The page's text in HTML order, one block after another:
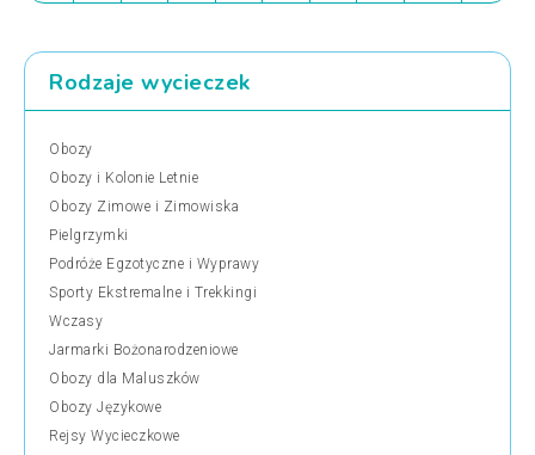
Rodzaje wycieczek
Obozy
Obozy i Kolonie Letnie
Obozy Zimowe i Zimowiska
Pielgrzymki
Podróże Egzotyczne i Wyprawy
Sporty Ekstremalne i Trekkingi
Wczasy
Jarmarki Bożonarodzeniowe
Obozy dla Maluszków
Obozy Językowe
Rejsy Wycieczkowe